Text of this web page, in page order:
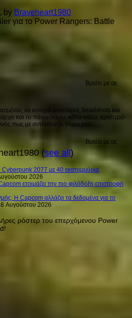
, by Braveheart1980
Βρείτε με σε
να κυνηγά μανιτάρια, headshots και
και το πάνω-πάνω, κάτω-κάτω, αριστερά-
πως με αντέχουν οι γύρω μου...
Βρείτε με σε
(see all)
Cyberpunk 2077 με 40 εκατομμύρια
2026
ετοιμάζει την πιο φιλόδοξη επιστροφή
Η Capcom αλλάζει τα δεδομένα για το
Αυγούστου 2026
ρόστερ του επερχόμενου Power